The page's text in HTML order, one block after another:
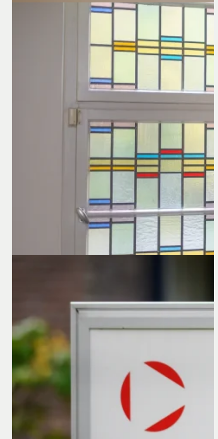
Hervorming van de bevoegdheden van Duitse
In Duitsland is op 1 januari 2026 een ingrijpende
30 oktober 2025
Sinds 1 april 2025 zijn er in een aantal Duitse
Hierdoor moeten de Duitse rechtbanken bij geschillen